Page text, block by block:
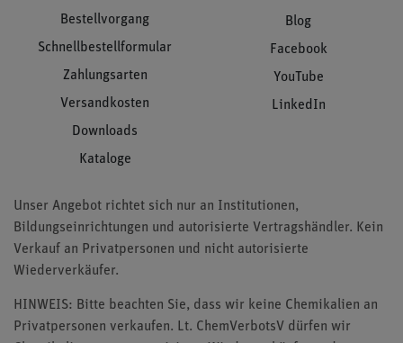
Bestellvorgang
Schnellbestellformular
Zahlungsarten
Versandkosten
Downloads
Kataloge
Blog
Facebook
YouTube
LinkedIn
Unser Angebot richtet sich nur an Institutionen,
Bildungseinrichtungen und autorisierte Vertragshändler. Kein
Verkauf an Privatpersonen und nicht autorisierte
Wiederverkäufer.
HINWEIS: Bitte beachten Sie, dass wir keine Chemikalien an
Privatpersonen verkaufen. Lt. ChemVerbotsV dürfen wir